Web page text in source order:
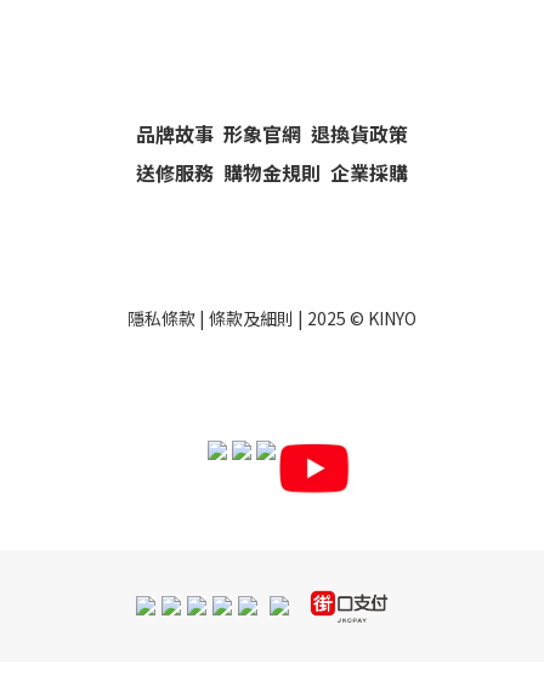
品牌故事 形象官網 退換貨政策
送修服務 購物金規則 企業採購
隱私條款 | 條款及細則 | 2025 © KINYO